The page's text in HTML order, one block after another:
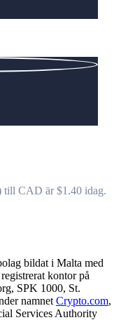
till CAD är $1.40 idag.
bildat i Malta med
kontor på
SPK 1000, St.
namnet Crypto.com,
Services Authority